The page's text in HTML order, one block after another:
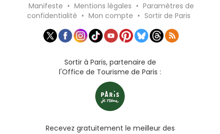
Manifeste • Mentions légales • Paramètres de
confidentialité • Mon compte • Sortir de Paris
Sortir à Paris, partenaire de
l'Office de Tourisme de Paris :
Recevez gratuitement le meilleur des